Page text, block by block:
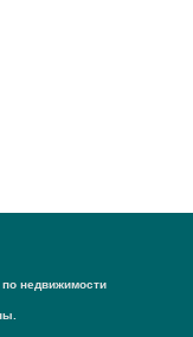
по недвижимости